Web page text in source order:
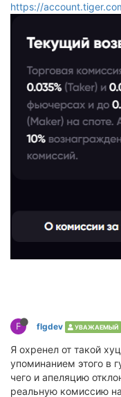
https://
F flgdev УВАЖАЕМЫЙ
Я охренел от такой
упоминанием этого в
чего и апеляцию
реальную комиссию